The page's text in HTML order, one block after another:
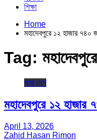
শিক্ষা
Home
মহাদেবপুরে ১২ হাজার ৭৪০
Tag:
সারা দেশ
মহাদেবপুরে ১২ হাজার
April 13, 2026
Zahid Hasan Rimon